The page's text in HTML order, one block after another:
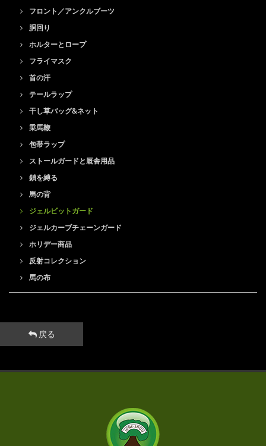
フロント／アンクルブーツ
胴回り
ホルターとロープ
フライマスク
首の汗
テールラップ
干し草バッグ&ネット
乗馬鞭
包帯ラップ
ストールガードと厩舎用品
鎖を縛る
馬の背
ジェルビットガード
ジェルカーブチェーンガード
ホリデー商品
反射コレクション
馬の布
戻る